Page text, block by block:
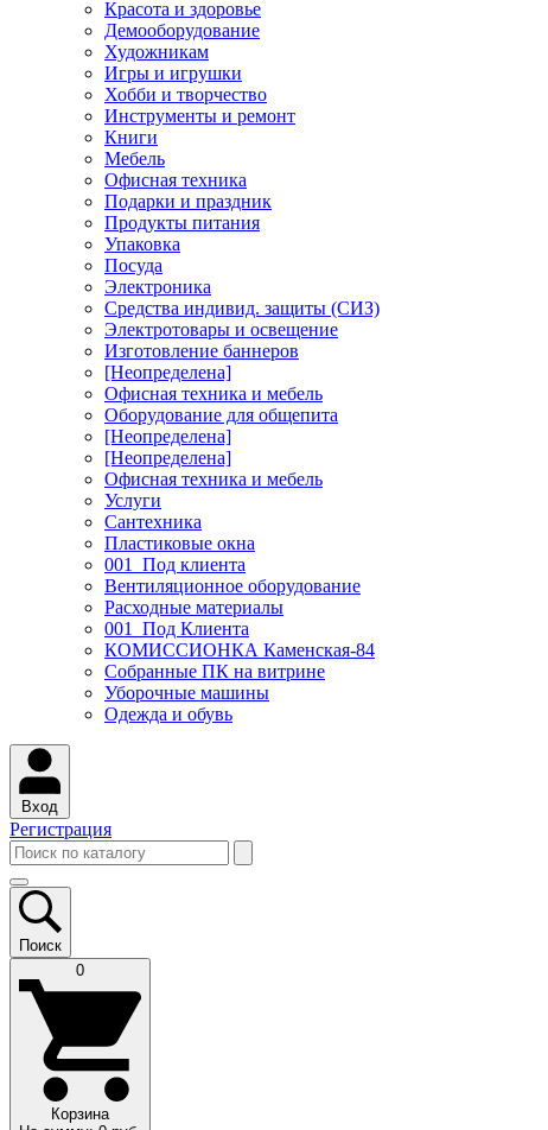
Красота и здоровье
Демооборудование
Художникам
Игры и игрушки
Хобби и творчество
Инструменты и ремонт
Книги
Мебель
Офисная техника
Подарки и праздник
Продукты питания
Упаковка
Посуда
Электроника
Средства индивид. защиты (СИЗ)
Электротовары и освещение
Изготовление баннеров
[Неопределена]
Офисная техника и мебель
Оборудование для общепита
[Неопределена]
[Неопределена]
Офисная техника и мебель
Услуги
Сантехника
Пластиковые окна
001_Под клиента
Вентиляционное оборудование
Расходные материалы
001_Под Клиента
КОМИССИОНКА Каменская-84
Собранные ПК на витрине
Уборочные машины
Одежда и обувь
Вход
Регистрация
Поиск
0
Корзина